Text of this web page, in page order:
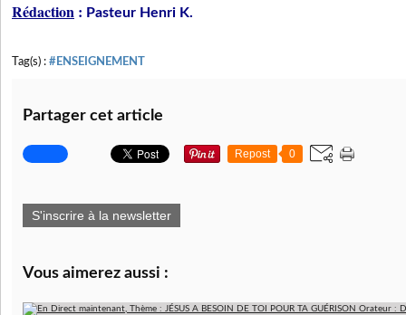
Rédaction : Pasteur Henri K.
Tag(s) : #ENSEIGNEMENT
Partager cet article
Repost 0
S'inscrire à la newsletter
Vous aimerez aussi :